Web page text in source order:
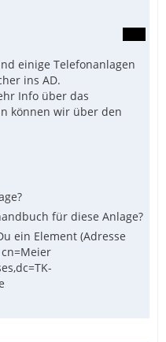
einige Telefonanlagen
ins AD.
Info über das
können wir über den
für diese Anlage?
ein Element (Adresse